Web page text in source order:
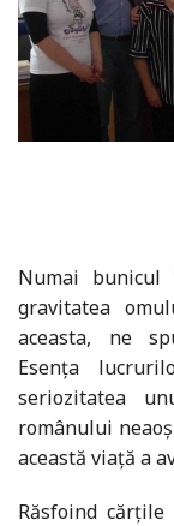
Numai
gravitatea
aceasta, ne
Esența
seriozitatea
românului
această viață a
Răsfoind